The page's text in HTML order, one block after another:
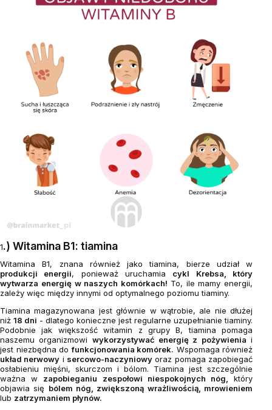
1.) Witamina B1: tiamina
Witamina B1, znana również jako tiamina, bierze udział w
produkcji energii, ponieważ uruchamia cykl Krebsa, który
wytwarza energię w naszych komórkach! To, ile mamy energii,
zależy więc między innymi od optymalnego poziomu tiaminy.
Tiamina magazynowana jest głównie w wątrobie, ale nie dłużej
niż 18 dni - dlatego konieczne jest regularne uzupełnianie tiaminy.
Podobnie jak większość witamin z grupy B, tiamina pomaga
naszemu organizmowi wykorzystywać energię z pożywienia i
jest niezbędna dofunkcjonowania komórek. Wspomaga również
układ nerwowy i sercowo-naczyniowy oraz pomaga zapobiegać
osłabieniu mięśni, skurczom i bólom. Tiamina jest szczególnie
ważna w zapobieganiu zespołowi niespokojnych nóg, który
objawia się bólem nóg, zwiększoną wrażliwością, mrowieniem
lub zatrzymaniem płynów.